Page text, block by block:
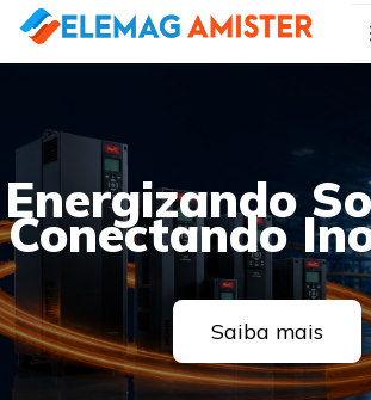
Energizando
Conectando
Saiba mais